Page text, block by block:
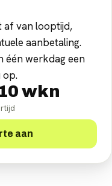
af van looptijd,
aanbetaling.
één werkdag een
op.
wkn
aan